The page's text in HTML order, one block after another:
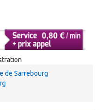
de Sarrebourg